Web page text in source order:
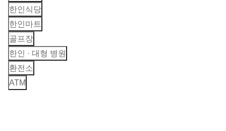
하루 일과 시간
외박 규정
오피스에 통보 후 외박 가능
학생 복지
매달 봉사활동, 실외 액티비티 등을 진행
학생들의 편의를 위한 다양한 복지 시설 보유
매주 수영장 풀파티 진행
한인식당
한인마트
골프장
한인 · 대형 병원
환전소
ATM